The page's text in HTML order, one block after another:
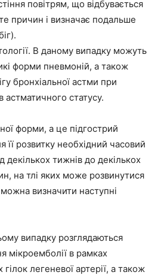
повітрям, що відбувається
причин і визначає подальше
В даному випадку можуть
форми пневмоній, а також
бронхіальної астми при
астматичного статусу.
форми, а це підгострий
розвитку необхідний часовий
декількох тижнів до декількох
на тлі яких може розвинутися
визначити наступні
випадку розглядаються
мікроемболії в рамках
легеневої артерії, а також